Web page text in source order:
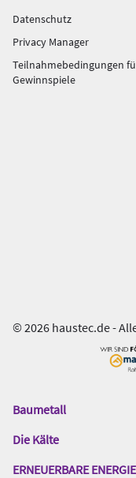
Datenschutz
Privacy Manager
Teilnahmebedingungen
Gewinnspiele
© 2026 haustec.de -
Das
Gentner
Baumetall
Die Kälte
ERNEUERBARE